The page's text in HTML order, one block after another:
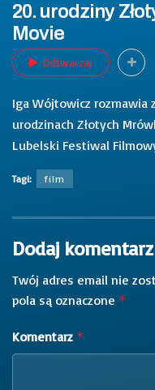
20. urodziny
Movie
Odtwarzaj
Iga Wójtowicz rozmawia
urodzinach Złotych
Lubelski Festiwal
Tagi: film
Dodaj komentarz
Twój adres email nie
pola są oznaczone *
Komentarz *